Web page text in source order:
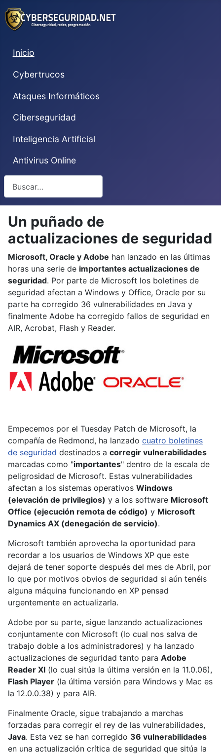
Inicio
Cybertrucos
Ataques Informáticos
Ciberseguridad
Inteligencia Artificial
Antivirus Online
Un puñado de
actualizaciones de seguridad
Microsoft, Oracle y Adobe han lanzado en las últimas
horas una serie de importantes actualizaciones de
seguridad. Por parte de Microsoft los boletines de
seguridad afectan a Windows y Office, Oracle por su
parte ha corregido 36 vulnerabilidades en Java y
finalmente Adobe ha corregido fallos de seguridad en
AIR, Acrobat, Flash y Reader.
Empecemos por el Tuesday Patch de Microsoft, la
compañía de Redmond, ha lanzado cuatro boletines
de seguridad destinados a corregir vulnerabilidades
marcadas como "importantes" dentro de la escala de
peligrosidad de Microsoft. Estas vulnerabilidades
afectan a los sistemas operativos Windows
(elevación de privilegios) y a los software Microsoft
Office (ejecución remota de código) y Microsoft
Dynamics AX (denegación de servicio).
Microsoft también aprovecha la oportunidad para
recordar a los usuarios de Windows XP que este
dejará de tener soporte después del mes de Abril, por
lo que por motivos obvios de seguridad si aún tenéis
alguna máquina funcionando en XP pensad
urgentemente en actualizarla.
Adobe por su parte, sigue lanzando actualizaciones
conjuntamente con Microsoft (lo cual nos salva de
trabajo doble a los administradores) y ha lanzado
actualizaciones de seguridad tanto para Adobe
Reader XI (lo cual sitúa la última versión en la 11.0.06),
Flash Player (la última versión para Windows y Mac es
la 12.0.0.38) y para AIR.
Finalmente Oracle, sigue trabajando a marchas
forzadas para corregir el rey de las vulnerabilidades,
Java. Esta vez se han corregido 36 vulnerabilidades
en una actualización crítica de seguridad que sitúa la